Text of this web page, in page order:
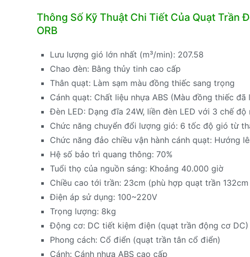
Thông Số Kỹ Thuật Chi Tiết Của Quạt Trần
ORB
Lưu lượng gió lớn nhất (m³/min): 207.58
Chao đèn: Bằng thủy tinh cao cấp
Thân quạt: Làm sạm màu đồng thiếc sang trọng
Cánh quạt: Chất liệu nhựa ABS (Màu đồng thiếc đã
Đèn LED: Dạng đĩa 24W, liền đèn LED với 3 chế độ
Chức năng chuyển đổi lượng gió: 6 tốc độ gió từ
Chức năng đảo chiều vận hành cánh quạt: Hướng
Hệ số bảo trì quang thông: 70%
Tuổi thọ của nguồn sáng: Khoảng 40.000 giờ
Chiều cao tới trần: 23cm (phù hợp quạt trần
Điện áp sử dụng: 100~220V
Trọng lượng: 8kg
Động cơ: DC tiết kiệm điện (quạt trần động cơ DC)
Phong cách: Cổ điển (quạt trần tân cổ điển)
Cánh: Cánh nhựa ABS cao cấp